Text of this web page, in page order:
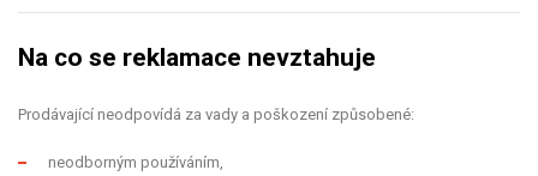
Na co se reklamace nevztahuje
Prodávající neodpovídá za vady a poškození způsobené:
neodborným používáním,